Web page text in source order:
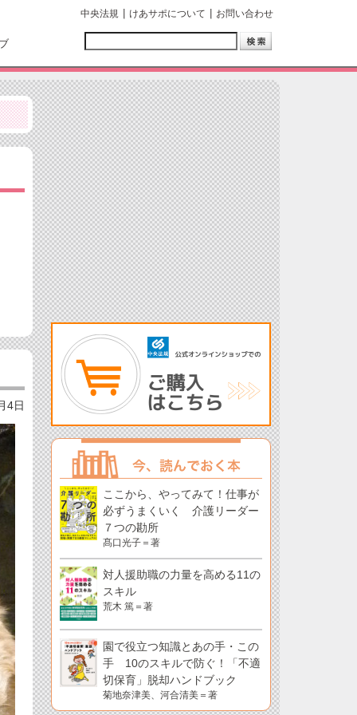
中央法規 けあサポについて お問い合わせ
4日
ここから、やってみて！仕事が
必ずうまくいく 介護リーダー
７つの勘所
髙口光子＝著
対人援助職の力量を高める11の
スキル
荒木 篤＝著
園で役立つ知識とあの手・この
手 10のスキルで防ぐ！「不適
切保育」脱却ハンドブック
菊地奈津美、河合清美＝著